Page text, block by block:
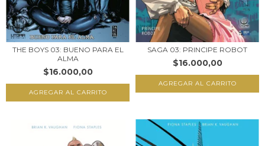
THE BOYS 03: BUENO PARA EL
ALMA
$16.000,00
SAGA 03: PRINCIPE ROBOT
$16.000,00